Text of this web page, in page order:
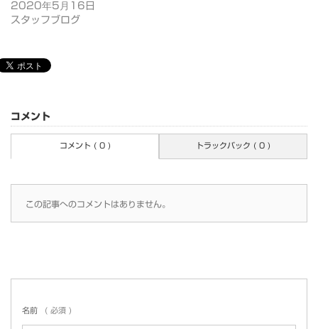
2020年5月16日
スタッフブログ
コメント
コメント ( 0 ) トラックバック ( 0 )
この記事へのコメントはありません。
名前 ( 必須 )